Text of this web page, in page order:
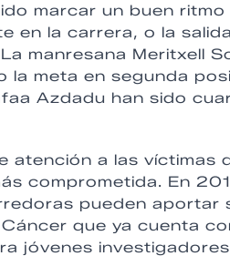
marcar un buen ritmo
en la carrera, o la
manresana Meritxell
meta en segunda
Azdadu han sido
atención a las víctimas
comprometida. En
pueden aportar
que ya cuenta
jóvenes